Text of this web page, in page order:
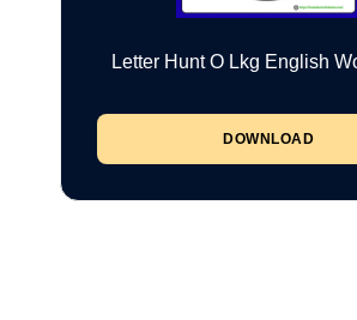
Letter Hunt O Lkg English
DOWNLOAD